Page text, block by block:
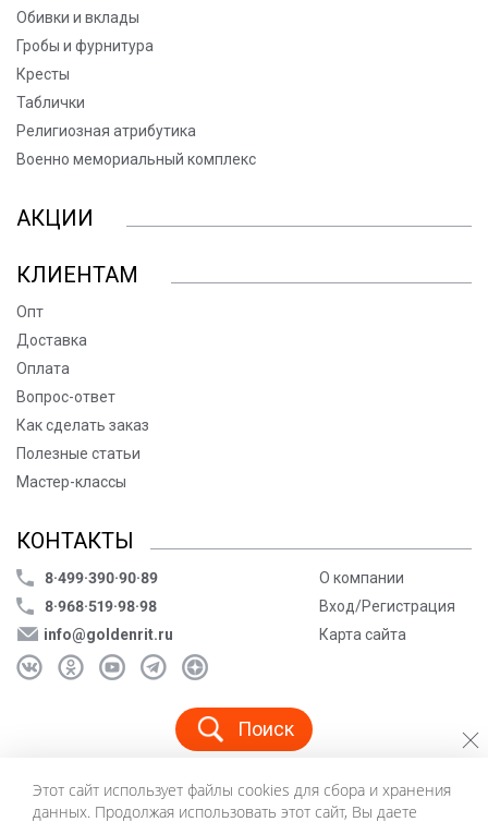
Обивки и вклады
Гробы и фурнитура
Кресты
Таблички
Религиозная атрибутика
Военно мемориальный комплекс
АКЦИИ
КЛИЕНТАМ
Опт
Доставка
Оплата
Вопрос-ответ
Как сделать заказ
Полезные статьи
Мастер-классы
КОНТАКТЫ
8·499·390·90·89
8·968·519·98·98
info@goldenrit.ru
О компании
Вход/Регистрация
Карта сайта
Поиск
© ООО «Голденрит», 2005-2026
Этот сайт использует файлы cookies для сбора и хранения
данных. Продолжая использовать этот сайт, Вы даете